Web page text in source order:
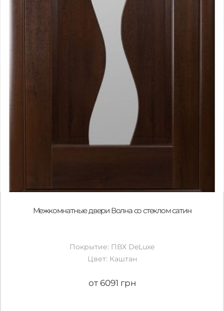
Межкомнатные двери Волна со стеклом сатин
Покрытие: ПВХ DeLuxe
Цвет: Каштан
от 6091 грн